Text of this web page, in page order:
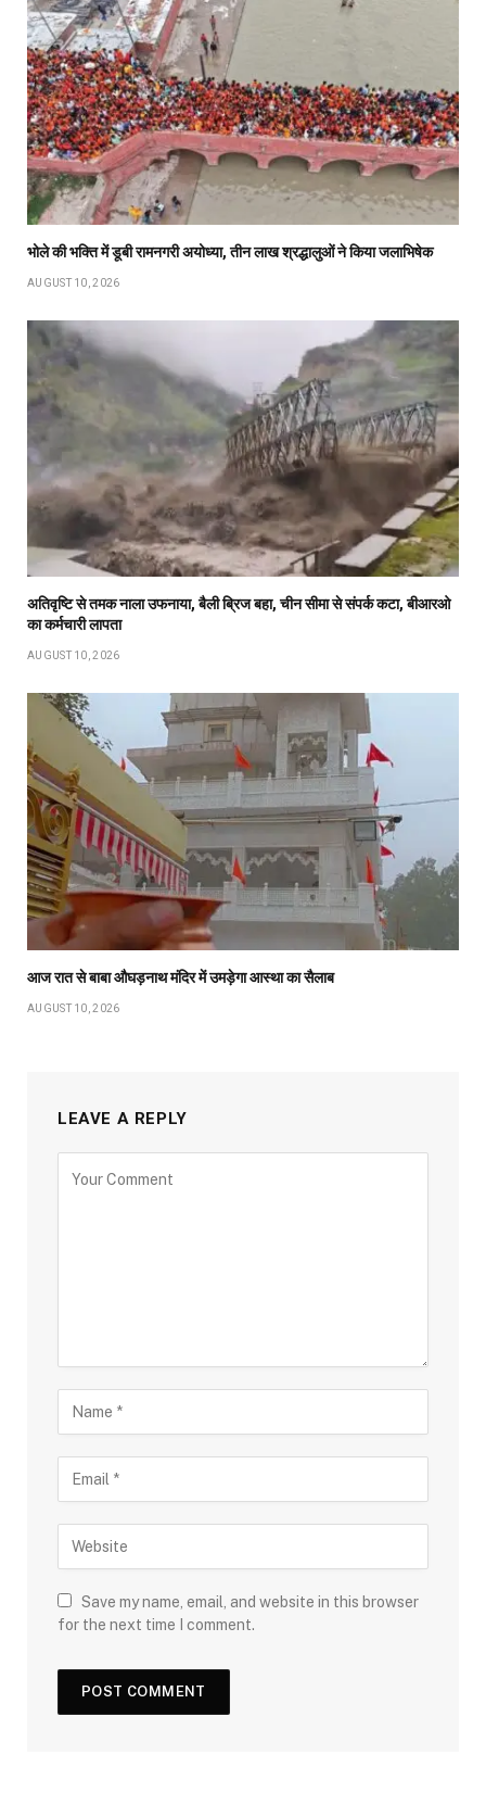
भोले की भक्ति में डूबी रामनगरी अयोध्या, तीन लाख श्रद्धालुओं ने किया जलाभिषेक
AUGUST 10, 2026
अतिवृष्टि से तमक नाला उफनाया, बैली ब्रिज बहा, चीन सीमा से संपर्क कटा, बीआरओ
का कर्मचारी लापता
AUGUST 10, 2026
आज रात से बाबा औघड़नाथ मंदिर में उमड़ेगा आस्था का सैलाब
AUGUST 10, 2026
LEAVE A REPLY
Save my name, email, and website in this browser
for the next time I comment.